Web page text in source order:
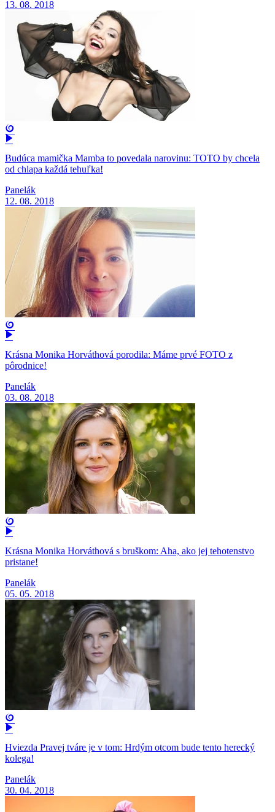
13. 08. 2018
Budúca mamička Mamba to povedala narovinu: TOTO by chcela
od chlapa každá tehuľka!
Panelák
12. 08. 2018
Krásna Monika Horváthová porodila: Máme prvé FOTO z
pôrodnice!
Panelák
03. 08. 2018
Krásna Monika Horváthová s bruškom: Aha, ako jej tehotenstvo
pristane!
Panelák
05. 05. 2018
Hviezda Pravej tváre je v tom: Hrdým otcom bude tento herecký
kolega!
Panelák
30. 04. 2018